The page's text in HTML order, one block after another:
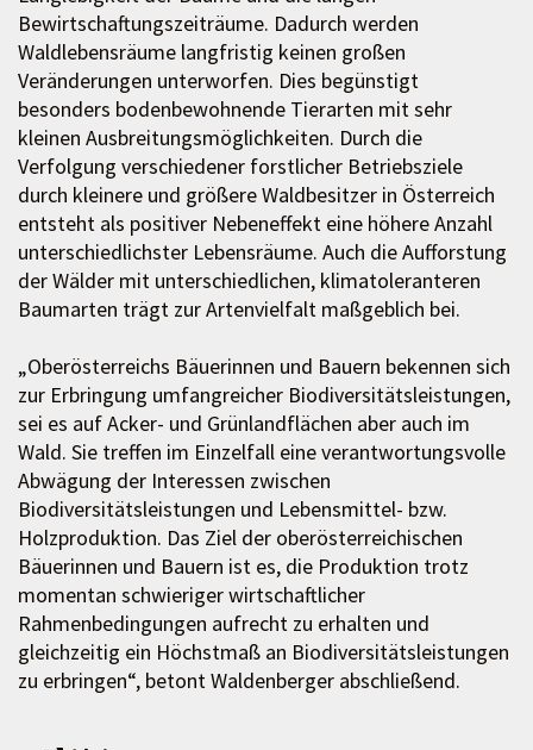
Bewirtschaftungszeiträume. Dadurch werden
Waldlebensräume langfristig keinen großen
Veränderungen unterworfen. Dies begünstigt
besonders bodenbewohnende Tierarten mit sehr
kleinen Ausbreitungsmöglichkeiten. Durch die
Verfolgung verschiedener forstlicher Betriebsziele
durch kleinere und größere Waldbesitzer in Österreich
entsteht als positiver Nebeneffekt eine höhere Anzahl
unterschiedlichster Lebensräume. Auch die Aufforstung
der Wälder mit unterschiedlichen, klimatoleranteren
Baumarten trägt zur Artenvielfalt maßgeblich bei.
„Oberösterreichs Bäuerinnen und Bauern bekennen sich
zur Erbringung umfangreicher Biodiversitätsleistungen,
sei es auf Acker- und Grünlandflächen aber auch im
Wald. Sie treffen im Einzelfall eine verantwortungsvolle
Abwägung der Interessen zwischen
Biodiversitätsleistungen und Lebensmittel- bzw.
Holzproduktion. Das Ziel der oberösterreichischen
Bäuerinnen und Bauern ist es, die Produktion trotz
momentan schwieriger wirtschaftlicher
Rahmenbedingungen aufrecht zu erhalten und
gleichzeitig ein Höchstmaß an Biodiversitätsleistungen
zu erbringen“, betont Waldenberger abschließend.